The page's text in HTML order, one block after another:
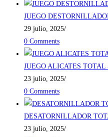
JUEGO
29 julio, 2025/
0 Comments
JUEGO ALICATES TOTAL
23 julio, 2025/
0 Comments
DESATORNILLADOR
23 julio, 2025/